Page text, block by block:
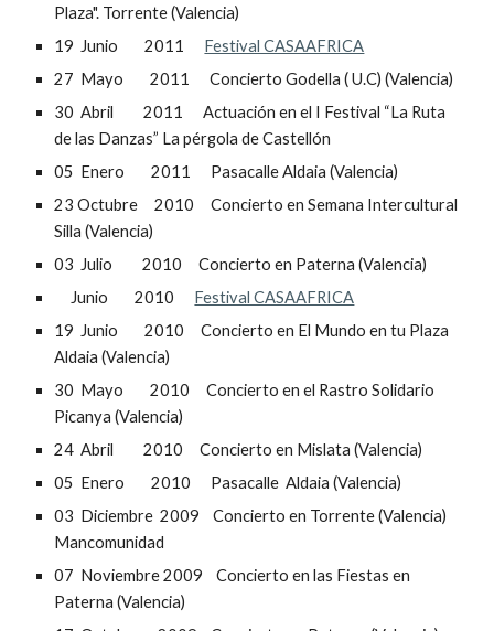
Plaza". Torrente (Valencia)
19  Junio        2011 Festival CASAAFRICA
27  Mayo        2011      Concierto Godella ( U.C) (Valencia)
30  Abril         2011      Actuación en el I Festival “La Ruta
de las Danzas” La pérgola de Castellón
05  Enero        2011      Pasacalle Aldaia (Valencia)
23 Octubre     2010     Concierto en Semana Intercultural
Silla (Valencia)
03  Julio         2010     Concierto en Paterna (Valencia)
     Junio        2010
Festival CASAAFRICA
19  Junio        2010     Concierto en El Mundo en tu Plaza
Aldaia (Valencia)
30  Mayo        2010     Concierto en el Rastro Solidario
Picanya (Valencia)
24  Abril         2010     Concierto en Mislata (Valencia)
05  Enero        2010      Pasacalle  Aldaia (Valencia)
03  Diciembre  2009    Concierto en Torrente (Valencia)
Mancomunidad
07  Noviembre 2009    Concierto en las Fiestas en
Paterna (Valencia)